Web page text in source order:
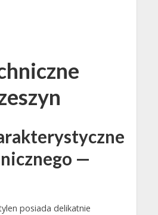
—
posiada delikatnie